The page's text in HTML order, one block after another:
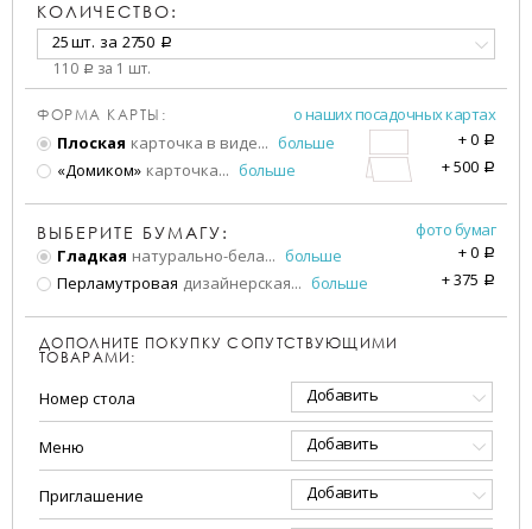
КОЛИЧЕСТВО:
25 шт. за 2750 a
110 a за 1 шт.
ФОРМА КАРТЫ:
о наших посадочных картах
Плоская карточка в виде... больше +0 a
«Домиком» карточка... больше +500 a
ВЫБЕРИТЕ БУМАГУ:
фото бумаг
Гладкая натурально-бела... больше +0 a
Перламутровая дизайнерская... больше +375 a
ДОПОЛНИТЕ ПОКУПКУ СОПУТСТВУЮЩИМИ
ТОВАРАМИ:
Номер стола Добавить
Меню Добавить
Приглашение Добавить